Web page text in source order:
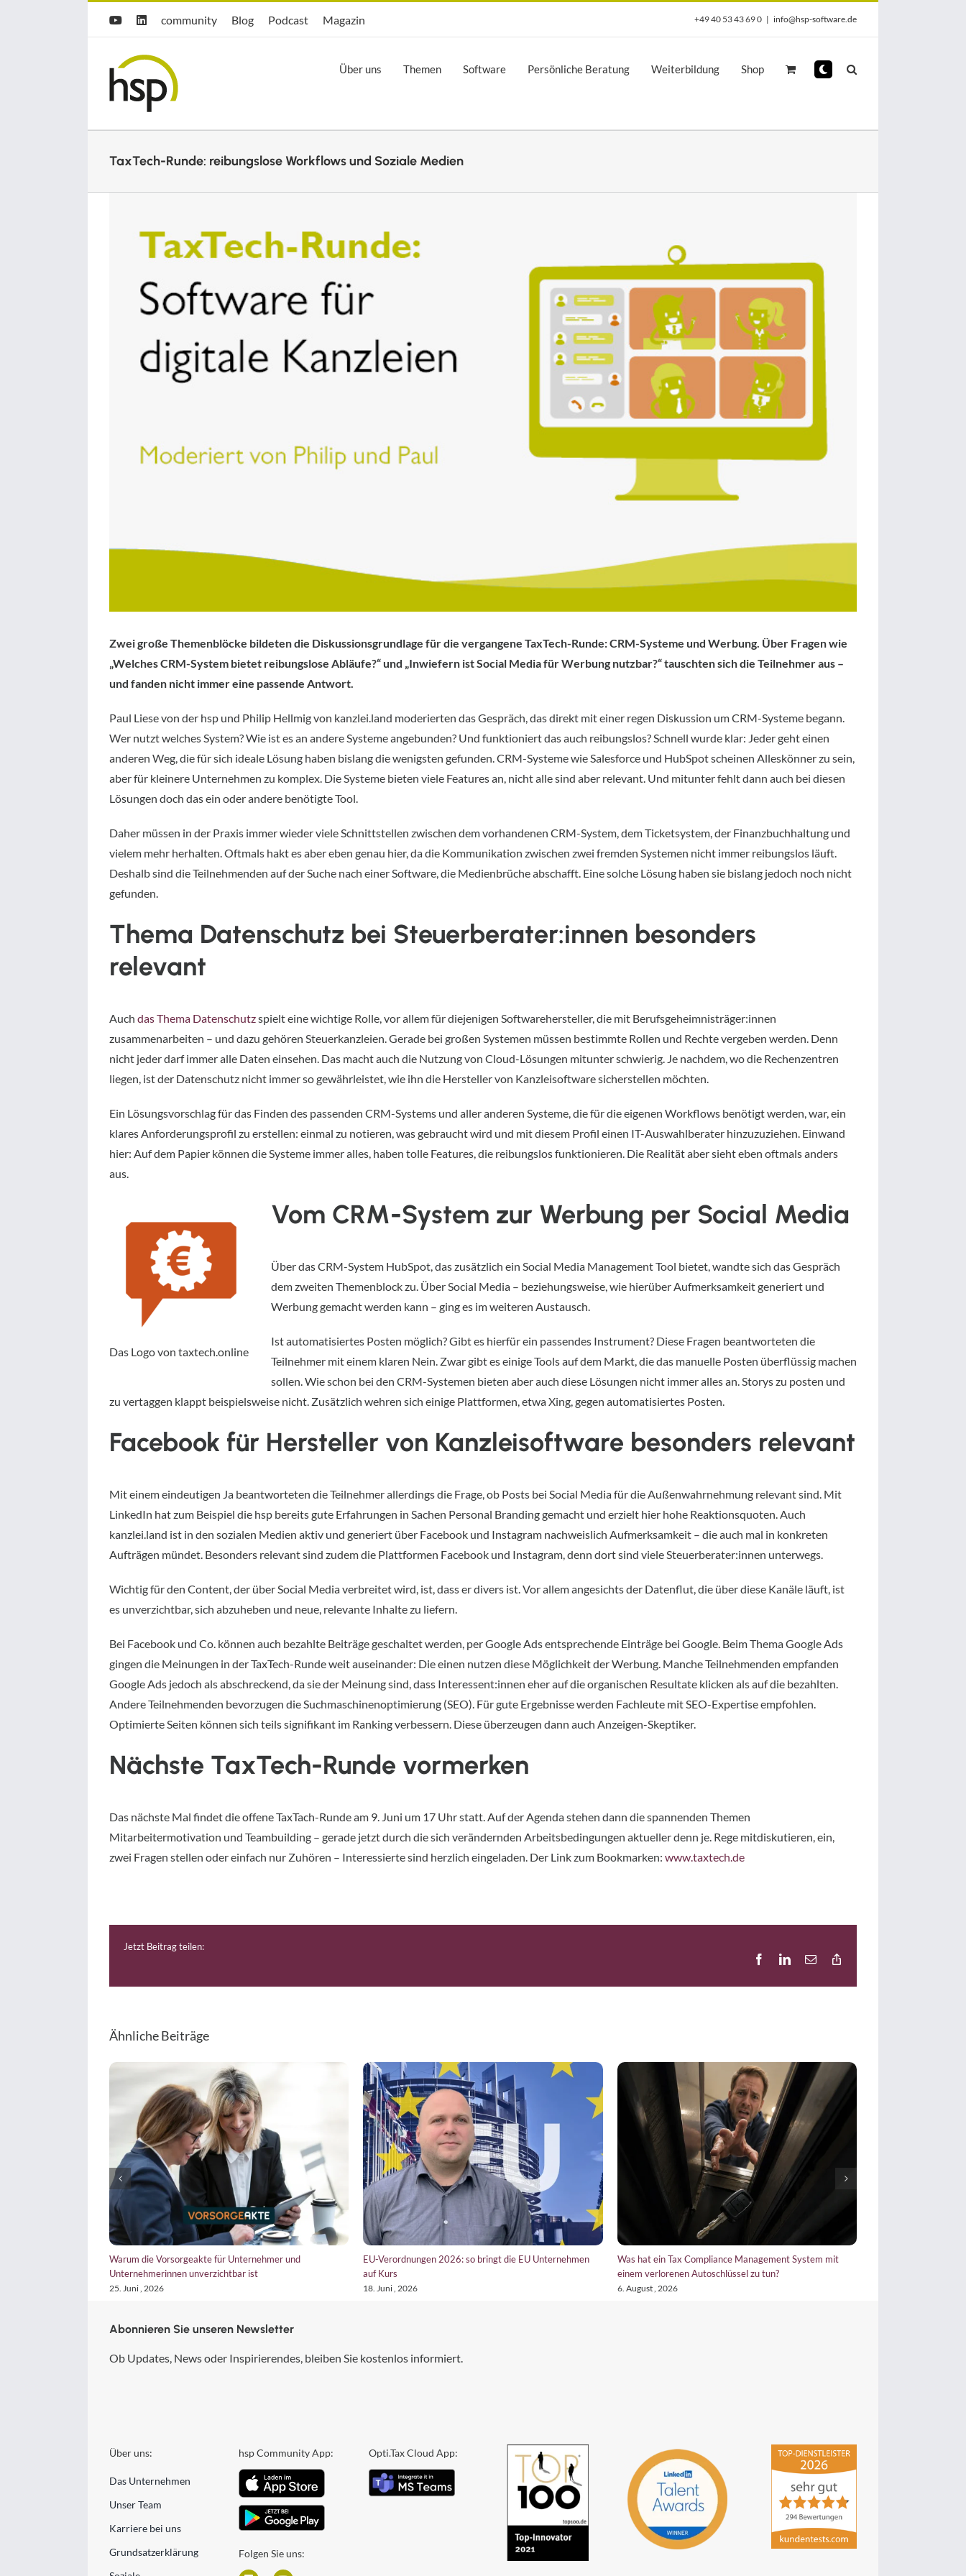
YouTubeLinkedIn
Hsp
community
community
hsp
Blog
Blog Opti.Cast
Podcast Opti.Mag
Magazin +49 40 53 43 69 0 | info@hsp-software.de
Über uns Themen Software Persönliche Beratung Weiterbildung Shop
TaxTech-Runde: reibungslose Workflows und Soziale Medien
Zwei große Themenblöcke bildeten die Diskussionsgrundlage für die vergangene TaxTech-Runde: CRM-Systeme und Werbung. Über Fragen wie
„Welches CRM-System bietet reibungslose Abläufe?“ und „Inwiefern ist Social Media für Werbung nutzbar?“ tauschten sich die Teilnehmer aus –
und fanden nicht immer eine passende Antwort.
Paul Liese von der hsp und Philip Hellmig von kanzlei.land moderierten das Gespräch, das direkt mit einer regen Diskussion um CRM-Systeme begann.
Wer nutzt welches System? Wie ist es an andere Systeme angebunden? Und funktioniert das auch reibungslos? Schnell wurde klar: Jeder geht einen
anderen Weg, die für sich ideale Lösung haben bislang die wenigsten gefunden. CRM-Systeme wie Salesforce und HubSpot scheinen Alleskönner zu sein,
aber für kleinere Unternehmen zu komplex. Die Systeme bieten viele Features an, nicht alle sind aber relevant. Und mitunter fehlt dann auch bei diesen
Lösungen doch das ein oder andere benötigte Tool.
Daher müssen in der Praxis immer wieder viele Schnittstellen zwischen dem vorhandenen CRM-System, dem Ticketsystem, der Finanzbuchhaltung und
vielem mehr herhalten. Oftmals hakt es aber eben genau hier, da die Kommunikation zwischen zwei fremden Systemen nicht immer reibungslos läuft.
Deshalb sind die Teilnehmenden auf der Suche nach einer Software, die Medienbrüche abschafft. Eine solche Lösung haben sie bislang jedoch noch nicht
gefunden.
Thema Datenschutz bei Steuerberater:innen besonders
relevant
Auch das Thema Datenschutzspielt eine wichtige Rolle, vor allem für diejenigen Softwarehersteller, die mit Berufsgeheimnisträger:innen
zusammenarbeiten – und dazu gehören Steuerkanzleien. Gerade bei großen Systemen müssen bestimmte Rollen und Rechte vergeben werden. Denn
nicht jeder darf immer alle Daten einsehen. Das macht auch die Nutzung von Cloud-Lösungen mitunter schwierig. Je nachdem, wo die Rechenzentren
liegen, ist der Datenschutz nicht immer so gewährleistet, wie ihn die Hersteller von Kanzleisoftware sicherstellen möchten.
Ein Lösungsvorschlag für das Finden des passenden CRM-Systems und aller anderen Systeme, die für die eigenen Workflows benötigt werden, war, ein
klares Anforderungsprofil zu erstellen: einmal zu notieren, was gebraucht wird und mit diesem Profil einen IT-Auswahlberater hinzuzuziehen. Einwand
hier: Auf dem Papier können die Systeme immer alles, haben tolle Features, die reibungslos funktionieren. Die Realität aber sieht eben oftmals anders
aus.
Das Logo von taxtech.online
Vom CRM-System zur Werbung per Social Media
Über das CRM-System HubSpot, das zusätzlich ein Social Media Management Tool bietet, wandte sich das Gespräch
dem zweiten Themenblock zu. Über Social Media – beziehungsweise, wie hierüber Aufmerksamkeit generiert und
Werbung gemacht werden kann – ging es im weiteren Austausch.
Ist automatisiertes Posten möglich? Gibt es hierfür ein passendes Instrument? Diese Fragen beantworteten die
Teilnehmer mit einem klaren Nein. Zwar gibt es einige Tools auf dem Markt, die das manuelle Posten überflüssig machen
sollen. Wie schon bei den CRM-Systemen bieten aber auch diese Lösungen nicht immer alles an. Storys zu posten und
zu vertaggen klappt beispielsweise nicht. Zusätzlich wehren sich einige Plattformen, etwa Xing, gegen automatisiertes Posten.
Facebook für Hersteller von Kanzleisoftware besonders relevant
Mit einem eindeutigen Ja beantworteten die Teilnehmer allerdings die Frage, ob Posts bei Social Media für die Außenwahrnehmung relevant sind. Mit
LinkedIn hat zum Beispiel die hsp bereits gute Erfahrungen in Sachen Personal Branding gemacht und erzielt hier hohe Reaktionsquoten. Auch
kanzlei.land ist in den sozialen Medien aktiv und generiert über Facebook und Instagram nachweislich Aufmerksamkeit – die auch mal in konkreten
Aufträgen mündet. Besonders relevant sind zudem die Plattformen Facebook und Instagram, denn dort sind viele Steuerberater:innen unterwegs.
Wichtig für den Content, der über Social Media verbreitet wird, ist, dass er divers ist. Vor allem angesichts der Datenflut, die über diese Kanäle läuft, ist
es unverzichtbar, sich abzuheben und neue, relevante Inhalte zu liefern.
Bei Facebook und Co. können auch bezahlte Beiträge geschaltet werden, per Google Ads entsprechende Einträge bei Google. Beim Thema Google Ads
gingen die Meinungen in der TaxTech-Runde weit auseinander: Die einen nutzen diese Möglichkeit der Werbung. Manche Teilnehmenden empfanden
Google Ads jedoch als abschreckend, da sie der Meinung sind, dass Interessent:innen eher auf die organischen Resultate klicken als auf die bezahlten.
Andere Teilnehmenden bevorzugen die Suchmaschinenoptimierung (SEO). Für gute Ergebnisse werden Fachleute mit SEO-Expertise empfohlen.
Optimierte Seiten können sich teils signifikant im Ranking verbessern. Diese überzeugen dann auch Anzeigen-Skeptiker.
Nächste TaxTech-Runde vormerken
Das nächste Mal findet die offene TaxTach-Runde am 9. Juni um 17 Uhr statt. Auf der Agenda stehen dann die spannenden Themen
Mitarbeitermotivation und Teambuilding – gerade jetzt durch die sich verändernden Arbeitsbedingungen aktueller denn je. Rege mitdiskutieren, ein,
zwei Fragen stellen oder einfach nur Zuhören – Interessierte sind herzlich eingeladen. Der Link zum Bookmarken: www.taxtech.de
Jetzt Beitrag teilen:
FacebookLinkedIn
E-
Ähnliche Beiträge
die Vorsorgeakte für Unternehmer und
unverzichtbar ist
EU-Verordnungen 2026: so bringt die EU Unternehmen
auf Kurs
Was hat ein Tax Compliance Management System mit
einem verlorenen Autoschlüssel zu tun?
Tax CMS wertlos? Wieso der Weg wichtiger ist als
22. Juli , 2026
Abonnieren Sie unseren Newsletter
Ob Updates, News oder Inspirierendes, bleiben Sie kostenlos informiert.
Über uns:
Das Unternehmen
Unser Team
Karriere bei uns
Grundsatzerklärung
hsp Community App:
Folgen Sie uns:
Opti.Tax Cloud App: